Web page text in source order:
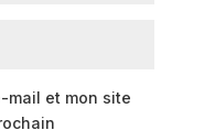
mail et mon site